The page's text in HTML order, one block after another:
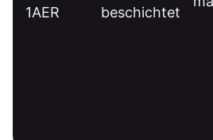
1AER
beschichtet